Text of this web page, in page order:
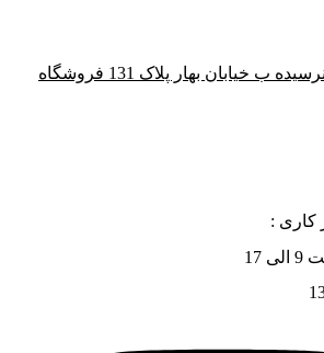
تهران خیابان طالقانی نرسیده ب خیابان بهار پلاک 131 فروشگاه
کاری :